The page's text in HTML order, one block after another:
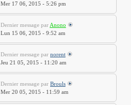
Mer 17 06, 2015 - 5:26 pm
Dernier message par Anono
Lun 15 06, 2015 - 9:52 am
Dernier message par norent
Jeu 21 05, 2015 - 11:20 am
Dernier message par Brouls
Mer 20 05, 2015 - 11:59 am